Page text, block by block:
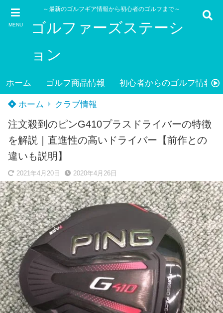
MENU
～最新のゴルフギア情報から初心者のゴルフまで～
ゴルファーズステーシ
ョン
ホーム ゴルフ商品情報 初心者からのゴルフ情報
ホーム クラブ情報
注文殺到のピンG410プラスドライバーの特徴
を解説｜直進性の高いドライバー【前作との
違いも説明】
2021年4月20日 2020年4月26日